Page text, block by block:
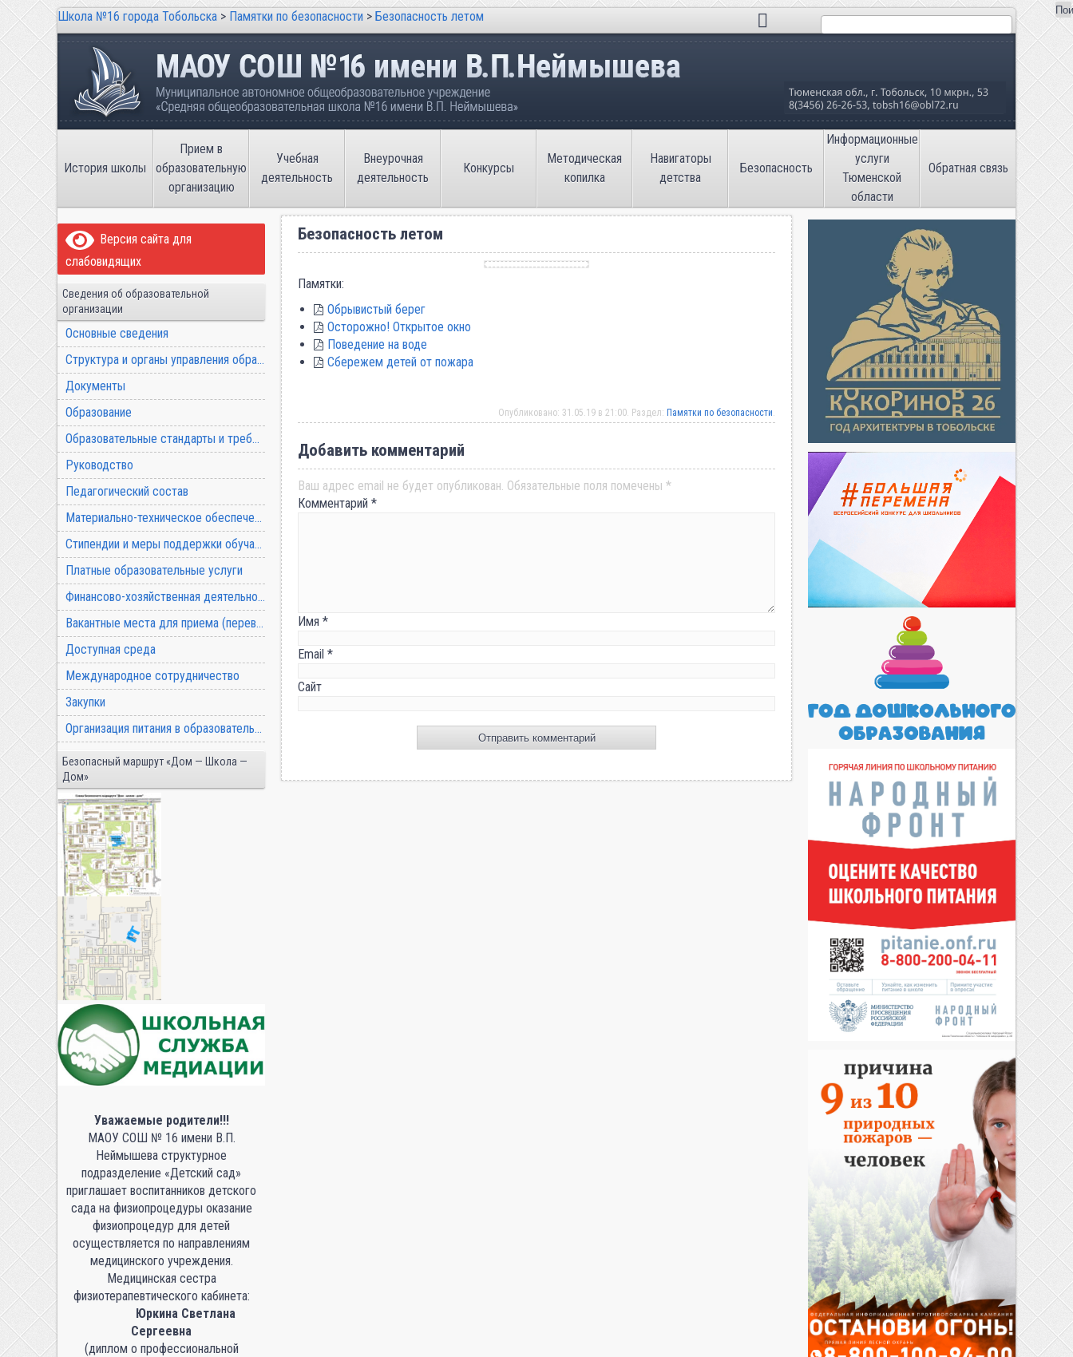
Школа №16 города Тобольска > Памятки по безопасности > Безопасность летом Поиск
Школа №16 города Тобольска
Муниципальное автономное общеобразовательное учреждение «Средняя общеобразовательная школа №16»
имени В.П. Неймышева
История школы
Прием в
образовательную
организацию
Учебная
деятельность
Внеурочная
деятельность
Конкурсы
Методическая
копилка
Навигаторы
детства
Безопасность
Информационные
услуги
Тюменской
области
Обратная связь
Версия сайта для
слабовидящих
Сведения об образовательной
организации
Основные сведения
Структура и органы управления образовательной организацией
Документы
Образование
Образовательные стандарты и требования
Руководство
Педагогический состав
Материально-техническое обеспечение и оснащенность образовательного процесса
Стипендии и меры поддержки обучающихся
Платные образовательные услуги
Финансово-хозяйственная деятельность
Вакантные места для приема (перевода) обучающихся
Доступная среда
Международное сотрудничество
Закупки
Организация питания в образовательной организации
Безопасный маршрут «Дом — Школа —
Дом»
Уважаемые родители!!!
МАОУ СОШ № 16 имени В.П.
Неймышева структурное
подразделение «Детский сад»
приглашает воспитанников детского
сада на физиопроцедуры оказание
физиопроцедур для детей
осуществляется по направлениям
медицинского учреждения.
Медицинская сестра
физиотерапевтического кабинета:
Юркина Светлана
Сергеевна
(диплом о профессиональной
Безопасность летом
Памятки:
Обрывистый берег
Осторожно! Открытое окно
Поведение на воде
Сбережем детей от пожара
Опубликовано: 31.05.19 в 21:00. Раздел: Памятки по безопасности.
Добавить комментарий
Ваш адрес email не будет опубликован. Обязательные поля помечены *
Комментарий *
Имя *
Email *
Сайт